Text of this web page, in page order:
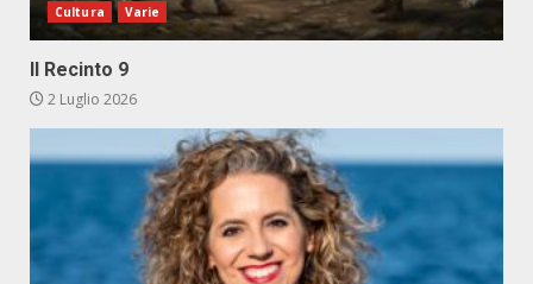
Cultura Varie
Il Recinto 9
2 Luglio 2026